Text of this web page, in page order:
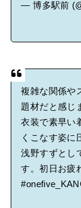
— 博多駅前
複雑な関係や
題材だと感じ
衣装で素早い
くこなす姿に
浅野すずとし
す。初日お疲